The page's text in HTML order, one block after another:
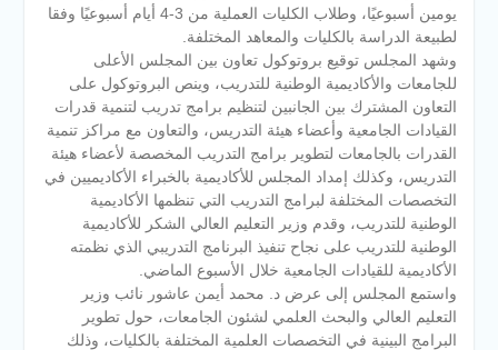
يومين أسبوعيًا، وطلاب الكليات العملية من 3-4 أيام أسبوعيًا وفقا
لطبيعة الدراسة بالكليات والمعاهد المختلفة.
وشهد المجلس توقيع بروتوكول تعاون بين المجلس الأعلى
للجامعات والأكاديمية الوطنية للتدريب، وينص البروتوكول على
التعاون المشترك بين الجانبين لتنظيم برامج تدريب لتنمية قدرات
القيادات الجامعية وأعضاء هيئة التدريس، والتعاون مع مراكز تنمية
القدرات بالجامعات لتطوير برامج التدريب المخصصة لأعضاء هيئة
التدريس، وكذلك إمداد المجلس للأكاديمية بالخبراء الأكاديميين في
التخصصات المختلفة لبرامج التدريب التي تنظمها الأكاديمية
الوطنية للتدريب، وقدم وزير التعليم العالي الشكر للأكاديمية
الوطنية للتدريب على نجاح تنفيذ البرنامج التدريبي الذي نظمته
الأكاديمية للقيادات الجامعية خلال الأسبوع الماضي.
واستمع المجلس إلى عرض د. محمد أيمن عاشور نائب وزير
التعليم العالي والبحث العلمي لشئون الجامعات، حول تطوير
البرامج البينية في التخصصات العلمية المختلفة بالكليات، وذلك